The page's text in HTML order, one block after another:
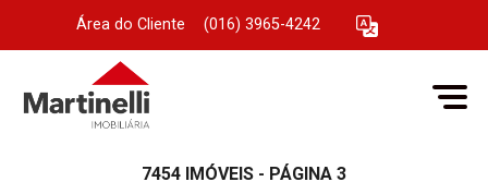
Área do Cliente (016) 3965-4242
7454 IMÓVEIS - PÁGINA 3